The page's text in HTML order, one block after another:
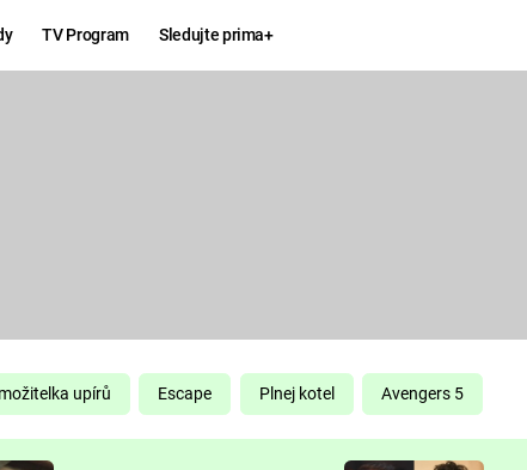
TV Program Sledujte prima+
KOMEDIE
CHUCK
NORRIS
upírů Escape Plnej kotel Avengers 5